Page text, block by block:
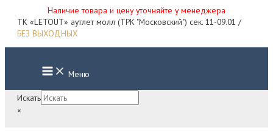
Наличие товара и цену уточняйте у менеджера
Перейти
ТК «LETOUT» аутлет молл (ТРК "Московский") сек. 11-09.01 /
БЕЗ ВЫХОДНЫХ
Main
Menu Меню
Искать
×